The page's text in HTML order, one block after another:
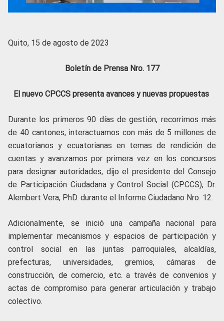
Quito, 15 de agosto de 2023
Boletín de Prensa Nro. 177
El nuevo CPCCS presenta avances y nuevas propuestas
Durante los primeros 90 días de gestión, recorrimos más
de 40 cantones, interactuamos con más de 5 millones de
ecuatorianos y ecuatorianas en temas de rendición de
cuentas y avanzamos por primera vez en los concursos
para designar autoridades, dijo el presidente del Consejo
de Participación Ciudadana y Control Social (CPCCS), Dr.
Alembert Vera, PhD. durante el Informe Ciudadano Nro. 12.
Adicionalmente, se inició una campaña nacional para
implementar mecanismos y espacios de participación y
control social en las juntas parroquiales, alcaldías,
prefecturas, universidades, gremios, cámaras de
construcción, de comercio, etc. a través de convenios y
actas de compromiso para generar articulación y trabajo
colectivo.